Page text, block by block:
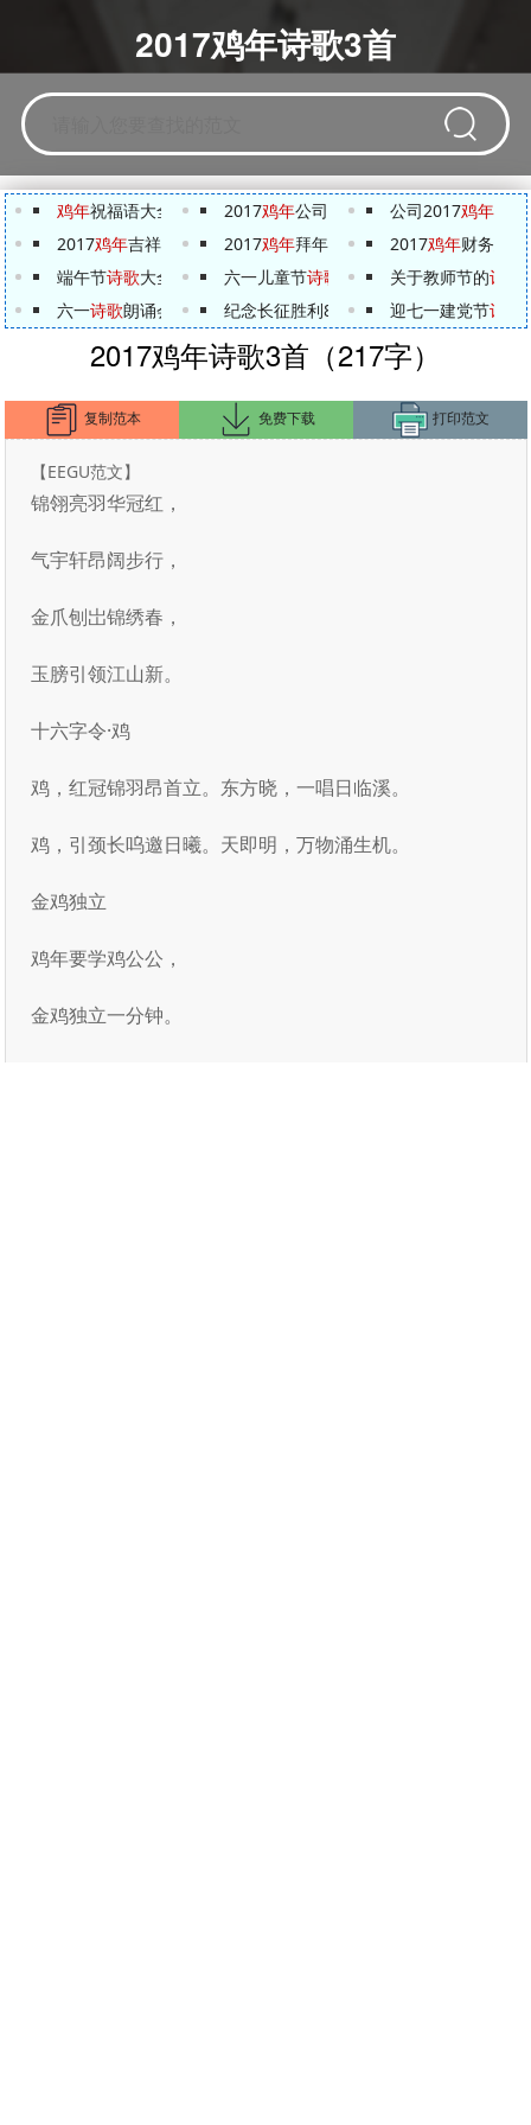
2017鸡年诗歌3首
鸡年祝福语大全简短 2017鸡年公司年会董事长致辞
公司2017鸡年 年
2017鸡年吉祥贺词集锦2017鸡年拜年祝福语汇总2017鸡年财务总
端午节诗歌大全 六一儿童节诗歌 朗诵会主持词关于教师节的诗歌
六一诗歌朗诵会主持词 纪念长征胜利80周年 诗歌朗诵稿精选
迎七一建党节诗歌
2017鸡年诗歌3首（217字）
复制范本 免费下载 打印范文
【EEGU范文】
锦翎亮羽华冠红，
气宇轩昂阔步行，
金爪刨岀锦绣春，
玉膀引领江山新。
十六字令·鸡
鸡，红冠锦羽昂首立。东方晓，一唱日临溪。
鸡，引颈长呜邀日曦。天即明，万物涌生机。
金鸡独立
鸡年要学鸡公公，
金鸡独立一分钟。